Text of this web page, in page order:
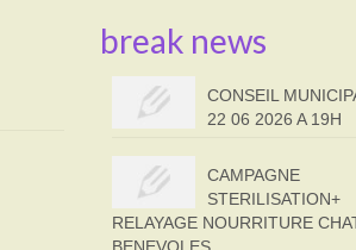
break news
CONSEIL
22 06 2026 A 19H
CAMPAGNE
STERILISATION+
RELAYAGE NOURRITURE